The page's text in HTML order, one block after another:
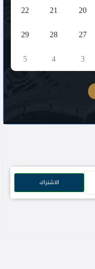
20
21
22
27
28
29
3
4
5
الاشتراك